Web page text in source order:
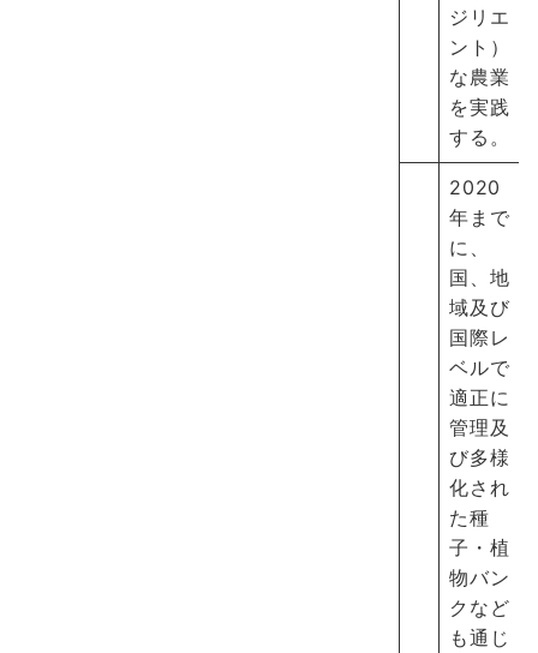
ジリエ
ント）
な農業
を実践
する。
2020
年まで
に、
国、地
域及び
国際レ
ベルで
適正に
管理及
び多様
化され
た種
子・植
物バン
クなど
も通じ